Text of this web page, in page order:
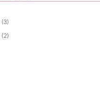
(3)
(2)